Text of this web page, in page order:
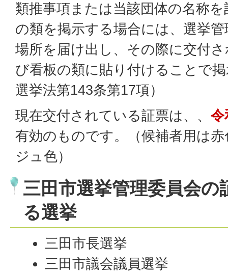
類推事項または当該団体の名称
の類を掲示する場合には、選挙
場所を届け出し、その際に交付
び看板の類に貼り付けることで
選挙法第143条第17項）
現在交付されている証票は、、 令
有効のものです。（候補者用は
ジュ色）
三田市選挙管理委員会の
る選挙
三田市長選挙
三田市議会議員選挙